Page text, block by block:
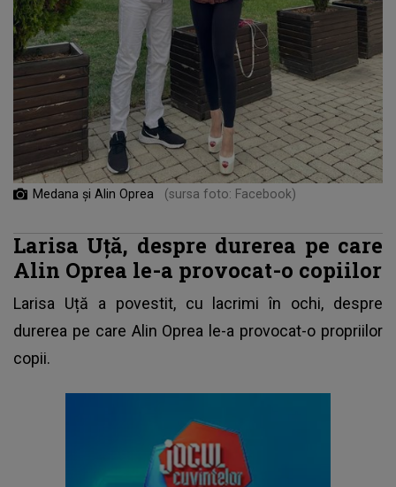
Medana și Alin Oprea (sursa foto: Facebook)
Larisa Uță, despre durerea pe care
Alin Oprea le-a provocat-o copiilor
Larisa Uță a povestit, cu lacrimi în ochi, despre
durerea pe care Alin Oprea le-a provocat-o propriilor
copii.